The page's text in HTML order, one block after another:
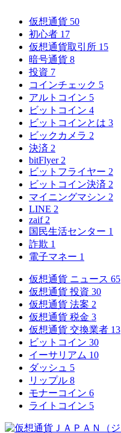
仮想通貨 50
初心者 17
仮想通貨取引所 15
暗号通貨 8
投資 7
コインチェック 5
アルトコイン 5
ビットコイン 4
ビットコインとは 3
ビックカメラ 2
決済 2
bitFlyer 2
ビットフライヤー 2
ビットコイン決済 2
マイニングマシン 2
LINE 2
zaif 2
国民生活センター 1
詐欺 1
電子マネー 1
仮想通貨 ニュース 65
仮想通貨 投資 30
仮想通貨 法案 2
仮想通貨 税金 3
仮想通貨 交換業者 13
ビットコイン 30
イーサリアム 10
ダッシュ 5
リップル 8
モナーコイン 6
ライトコイン 5